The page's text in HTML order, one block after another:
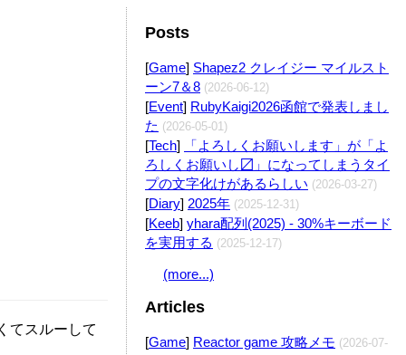
てスルーして
Posts
[Game] Shapez2 クレイジー マイルスト
ーン7＆8 (2026-06-12)
[Event] RubyKaigi2026函館で発表しまし
た (2026-05-01)
[Tech]
「よろしくお願いします」が「よ
ろしくお願いし〼」になってしまうタイ
プの文字化けがあるらしい (2026-03-27)
[Diary] 2025年 (2025-12-31)
[Keeb] yhara配列(2025) - 30%キーボード
を実用する (2025-12-17)
(more...)
Articles
[Game] Reactor game 攻略メモ (2026-07-